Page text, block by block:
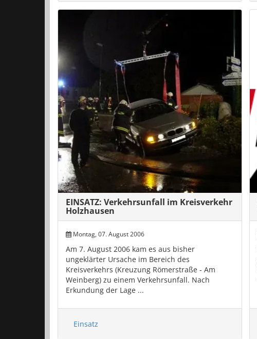
EINSATZ: Verkehrsunfall im Kreisverkehr
Holzhausen
Montag, 07. August 2006
Am 7. August 2006 kam es aus bisher
ungeklärter Ursache im Bereich des
Kreisverkehrs (Kreuzung Römerstraße - Am
Weinberg) zu einem Verkehrsunfall. Nach
Erkundung der Lage ...
Einsatz